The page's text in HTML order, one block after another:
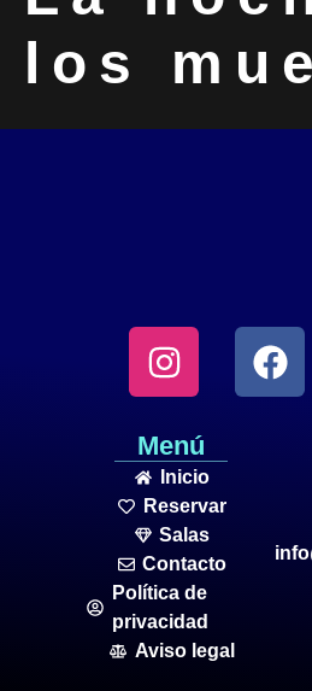
los
Menú
Inicio
Reservar
Salas
Contacto
Política de
privacidad
Aviso legal